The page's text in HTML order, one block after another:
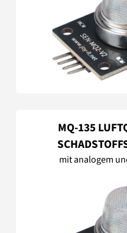
MQ-135
mit analogem